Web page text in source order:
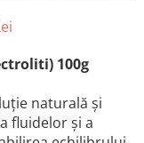
100g
naturală și
fluidelor și a